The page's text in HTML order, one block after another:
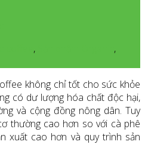
,
,
không chỉ tốt cho sức khỏe
có dư lượng hóa chất độc hại,
và cộng đồng nông dân. Tuy
thường cao hơn so với cà phê
xuất cao hơn và quy trình sản